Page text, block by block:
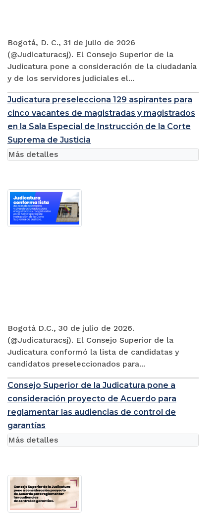
Bogotá, D. C., 31 de julio de 2026
(@Judicaturacsj). El Consejo Superior de la
Judicatura pone a consideración de la ciudadanía
y de los servidores judiciales el...
Judicatura preselecciona 129 aspirantes para
cinco vacantes de magistradas y magistrados
en la Sala Especial de Instrucción de la Corte
Suprema de Justicia
Bogotá D.C., 30 de julio de 2026.
(@Judicaturacsj). El Consejo Superior de la
Judicatura conformó la lista de candidatas y
candidatos preseleccionados para...
Más detalles
Consejo Superior de la Judicatura pone a
consideración proyecto de Acuerdo para
reglamentar las audiencias de control de
garantías
Más detalles